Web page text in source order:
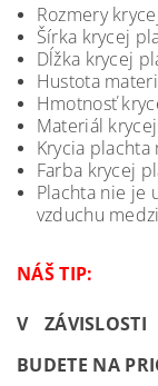
Rozmery
Šírka krycej
Dĺžka krycej
Hustota
Hmotnosť
Materiál
Krycia plachta
Farba krycej
Plachta nie je
vzduchu
NÁŠ TIP:
V
BUDETE NA